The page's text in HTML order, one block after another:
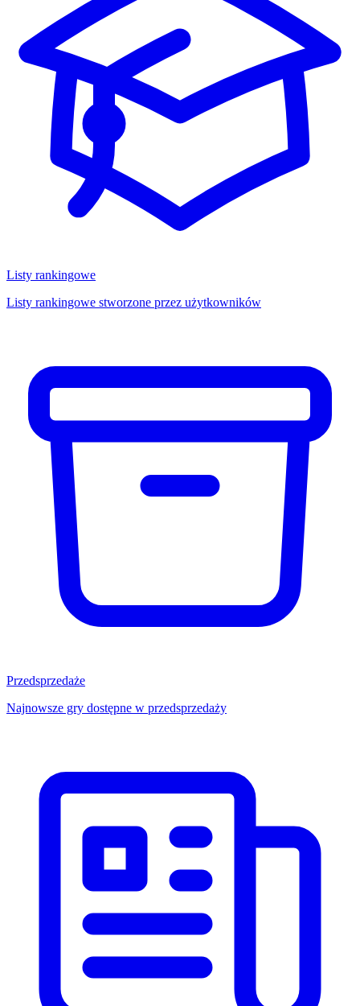
Listy rankingowe
Listy rankingowe stworzone przez użytkowników
Przedsprzedaże
Najnowsze gry dostępne w przedsprzedaży